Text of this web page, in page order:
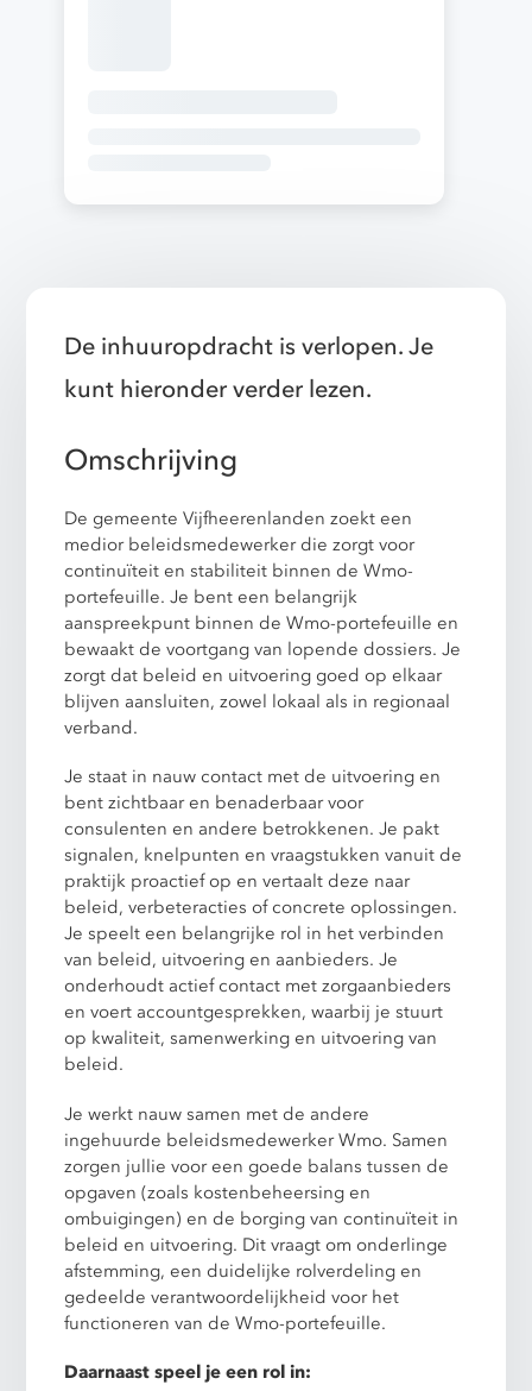
De inhuuropdracht is verlopen. Je
kunt hieronder verder lezen.
Omschrijving
De gemeente Vijfheerenlanden zoekt een
medior beleidsmedewerker die zorgt voor
continuïteit en stabiliteit binnen de Wmo-
portefeuille. Je bent een belangrijk
aanspreekpunt binnen de Wmo-portefeuille en
bewaakt de voortgang van lopende dossiers. Je
zorgt dat beleid en uitvoering goed op elkaar
blijven aansluiten, zowel lokaal als in regionaal
verband.
Je staat in nauw contact met de uitvoering en
bent zichtbaar en benaderbaar voor
consulenten en andere betrokkenen. Je pakt
signalen, knelpunten en vraagstukken vanuit de
praktijk proactief op en vertaalt deze naar
beleid, verbeteracties of concrete oplossingen.
Je speelt een belangrijke rol in het verbinden
van beleid, uitvoering en aanbieders. Je
onderhoudt actief contact met zorgaanbieders
en voert accountgesprekken, waarbij je stuurt
op kwaliteit, samenwerking en uitvoering van
beleid.
Je werkt nauw samen met de andere
ingehuurde beleidsmedewerker Wmo. Samen
zorgen jullie voor een goede balans tussen de
opgaven (zoals kostenbeheersing en
ombuigingen) en de borging van continuïteit in
beleid en uitvoering. Dit vraagt om onderlinge
afstemming, een duidelijke rolverdeling en
gedeelde verantwoordelijkheid voor het
functioneren van de Wmo-portefeuille.
Daarnaast speel je een rol in: